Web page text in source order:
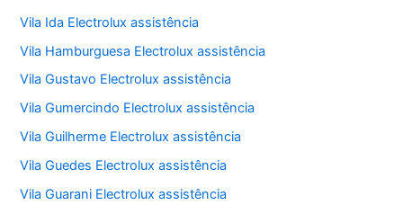
Vila Ida Electrolux assistência
Vila Hamburguesa Electrolux assistência
Vila Gustavo Electrolux assistência
Vila Gumercindo Electrolux assistência
Vila Guilherme Electrolux assistência
Vila Guedes Electrolux assistência
Vila Guarani Electrolux assistência